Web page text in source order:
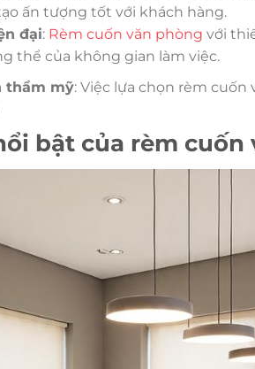
ấn tượng tốt với khách hàng.
đại: Rèm cuốn văn phòng với
thể của không gian làm việc.
thẩm mỹ: Việc lựa chọn rèm
bật của rèm cuốn